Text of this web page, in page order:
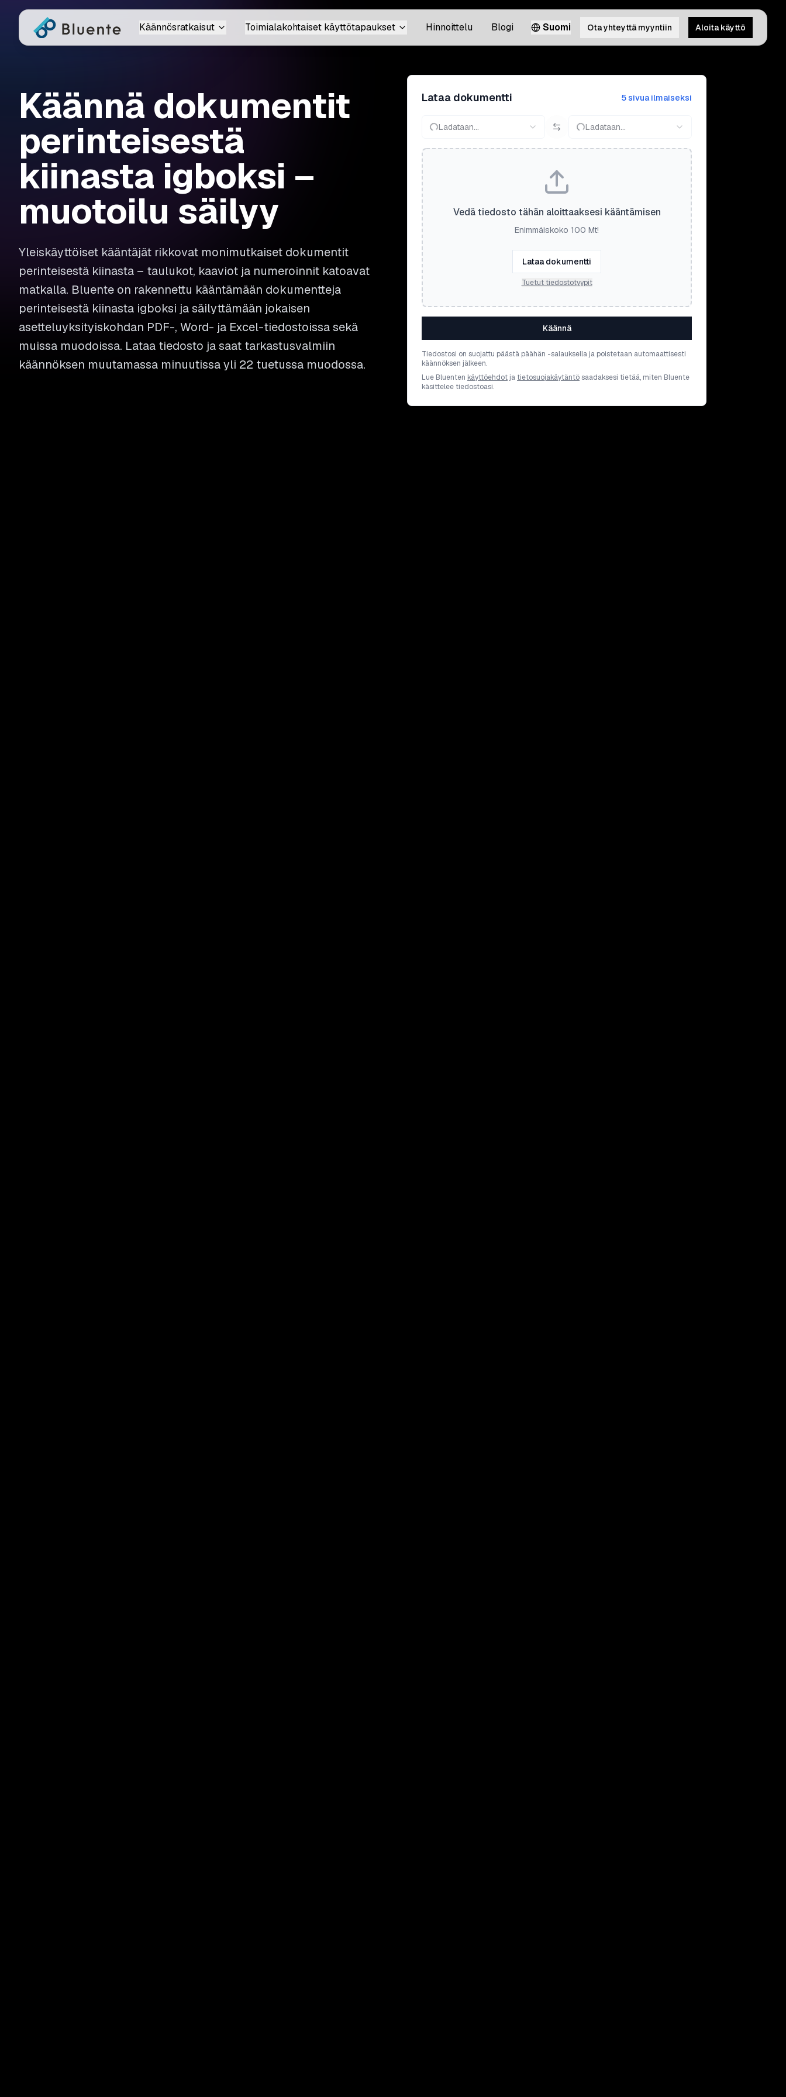
Käännösratkaisut Toimialakohtaiset käyttötapaukset Hinnoittelu Blogi Suomi Ota yhteyttä myyntiin Aloita käyttö
Käännä dokumentit
perinteisestä
kiinasta igboksi –
muotoilu säilyy
Yleiskäyttöiset kääntäjät rikkovat monimutkaiset dokumentit
perinteisestä kiinasta – taulukot, kaaviot ja numeroinnit katoavat
matkalla. Bluente on rakennettu kääntämään dokumentteja
perinteisestä kiinasta igboksi ja säilyttämään jokaisen
asetteluyksityiskohdan PDF-, Word- ja Excel-tiedostoissa sekä
muissa muodoissa. Lataa tiedosto ja saat tarkastusvalmiin
käännöksen muutamassa minuutissa yli 22 tuetussa muodossa.
Lataa dokumentti 5 sivua ilmaiseksi
Ladataan... Ladataan...
Vedä tiedosto tähän aloittaaksesi kääntämisen
Enimmäiskoko 100 Mt!
Lataa dokumentti
Tuetut tiedostotyypit
Käännä
Tiedostosi on suojattu päästä päähän -salauksella ja poistetaan automaattisesti
käännöksen jälkeen.
Lue Bluenten käyttöehdot ja tietosuojakäytäntösaadaksesi tietää, miten Bluente
käsittelee tiedostoasi.